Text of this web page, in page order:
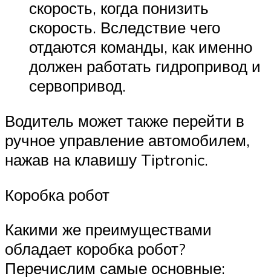
скорость, когда понизить
скорость. Вследствие чего
отдаются команды, как именно
должен работать гидропривод и
сервопривод.
Водитель может также перейти в
ручное управление автомобилем,
нажав на клавишу Tiptronic.
Коробка робот
Какими же преимуществами
обладает коробка робот?
Перечислим самые основные: